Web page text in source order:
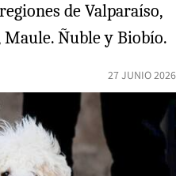
de Valparaíso,
Maule. Ñuble y Biobío.
27 JUNIO 2026